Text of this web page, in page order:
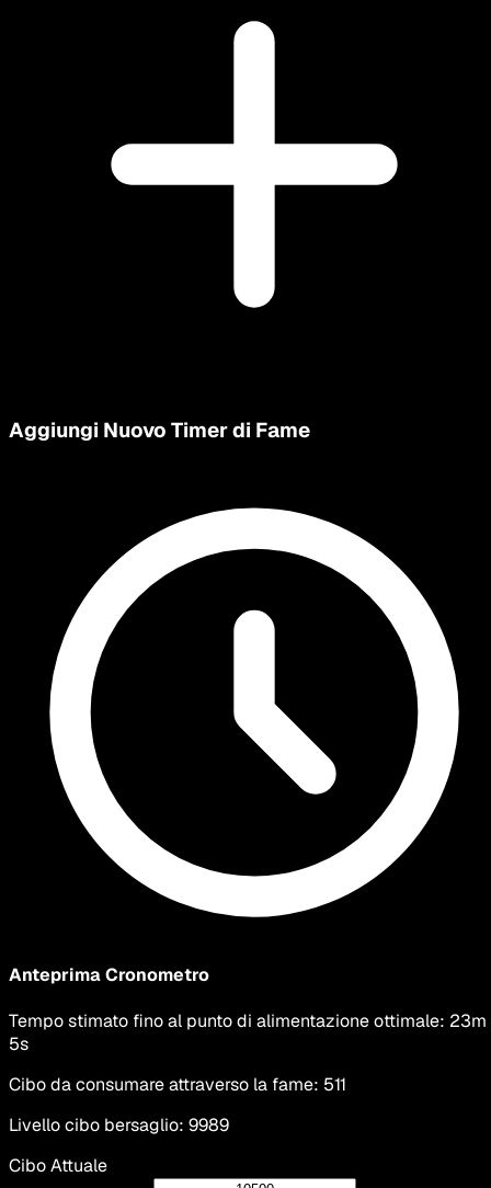
Aggiungi Nuovo Timer di Fame
Anteprima Cronometro
Tempo stimato fino al punto di alimentazione ottimale: 23m
5s
Cibo da consumare attraverso la fame: 511
Livello cibo bersaglio: 9989
Cibo Attuale